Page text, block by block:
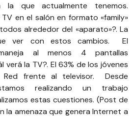
que actualmente tenemos.
en el salón en formato «family»
alrededor del «aparato»?. La
ver con estos cambios. El
al menos 4 pantallas
verá la TV?. El 63% de los jóvenes
frente al televisor. Desde
realizando un trabajo
estas cuestiones. (Post de
la amenaza que genera Internet a